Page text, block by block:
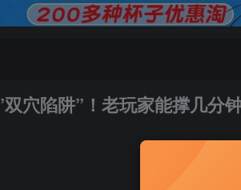
穴陷阱”！老玩家能撑几分